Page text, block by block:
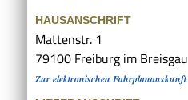
HAUSANSCHRIFT
Mattenstr. 1
79100 Freiburg im Breisgau
Zur elektronischen Fahrplanauskunft